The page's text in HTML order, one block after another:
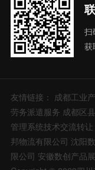
扫
获
友情链接： 成都工业
劳务派遣服务 成都区
管理系统技术交流转让
邦物流有限公司 沈阳
限公司 安徽数创产品